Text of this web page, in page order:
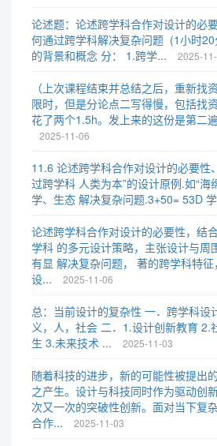
论述题：论述跨学科合作对设计的必
何通过跨学科解决复杂问题 (1小时
的背景和概念 分： 1.跨学...
2025-
（上次课程结束并总结之后，重新找
限时，但是分论点二写得慢，包括找
花了两个1.5h。发上来的这份是第二
2025-11-06
11.6 论述跨学科合作对设计的必要性
过跨学科 人类为本”的设计原例.如“海
学、生态 解决复杂问题.3+50= 53D
论述跨学科合作对设计的必要性，结
学科 的多元设计策略，主张设计与周
有显 解决复杂问题， 著的跨学科特
设...
2025-11-06
总：当前设计的复杂性 一．跨学科
义，人，社会 二．1.设计创新教育 2.
生 3.未来技术 ...
2025-11-03
随着科技的进步，新的可能性被提出
之产生。设计与科技同时作为驱动创
次又一次的突破性创新。面对当下复
合作...
2025-11-03